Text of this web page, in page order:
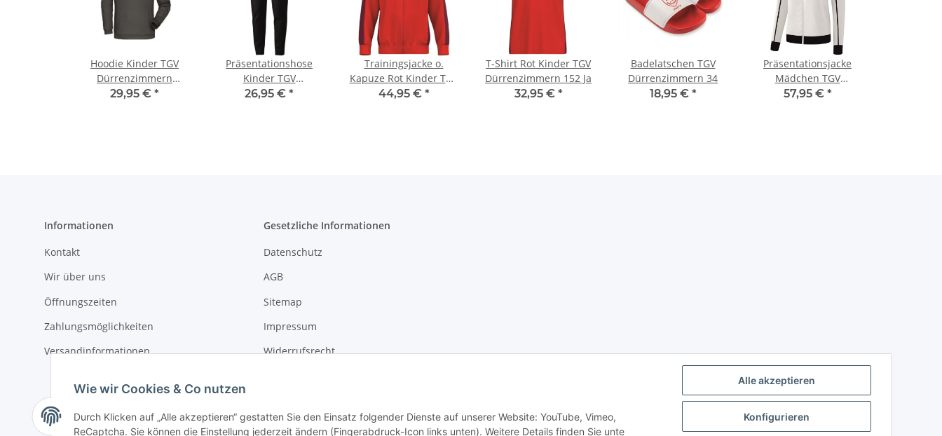
Hoodie Kinder TGV
Dürrenzimmern
146/152 Anthrazit
29,95 € *
Präsentationshose
Kinder TGV
Dürrenzimmern 140
26,95 € *
Trainingsjacke o.
Kapuze Rot Kinder TGV
Dürrenzimmern 152 Ja
44,95 € *
T-Shirt Rot Kinder TGV
Dürrenzimmern 152 Ja
32,95 € *
Badelatschen TGV
Dürrenzimmern 34
18,95 € *
Präsentationsjacke
Mädchen TGV
Dürrenzimmern 140 Ja
57,95 € *
Informationen
Kontakt
Wir über uns
Öffnungszeiten
Zahlungsmöglichkeiten
Versandinformationen
Gesetzliche Informationen
Datenschutz
AGB
Sitemap
Impressum
Widerrufsrecht
Wie wir Cookies & Co nutzen
Durch Klicken auf „Alle akzeptieren“ gestatten Sie den Einsatz folgender Dienste auf unserer Website: YouTube, Vimeo,
ReCaptcha. Sie können die Einstellung jederzeit ändern (Fingerabdruck-Icon links unten). Weitere Details finden Sie unte
Alle akzeptieren
Konfigurieren